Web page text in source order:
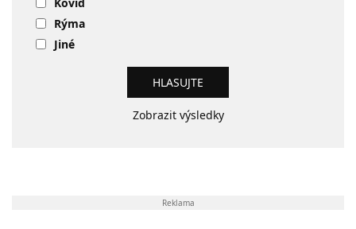
Rýma
Jiné
Zobrazit výsledky
Reklama